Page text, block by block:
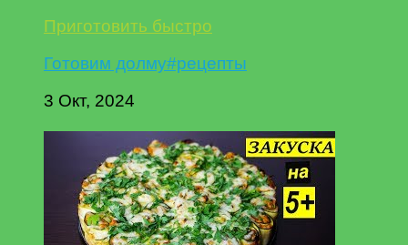
Приготовить быстро
Готовим долму#рецепты
3 Окт, 2024